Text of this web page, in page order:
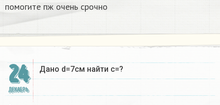
помогите пж очень срочно​
24
ДЕКАБРЬ
Дано d=7см найти с=?​